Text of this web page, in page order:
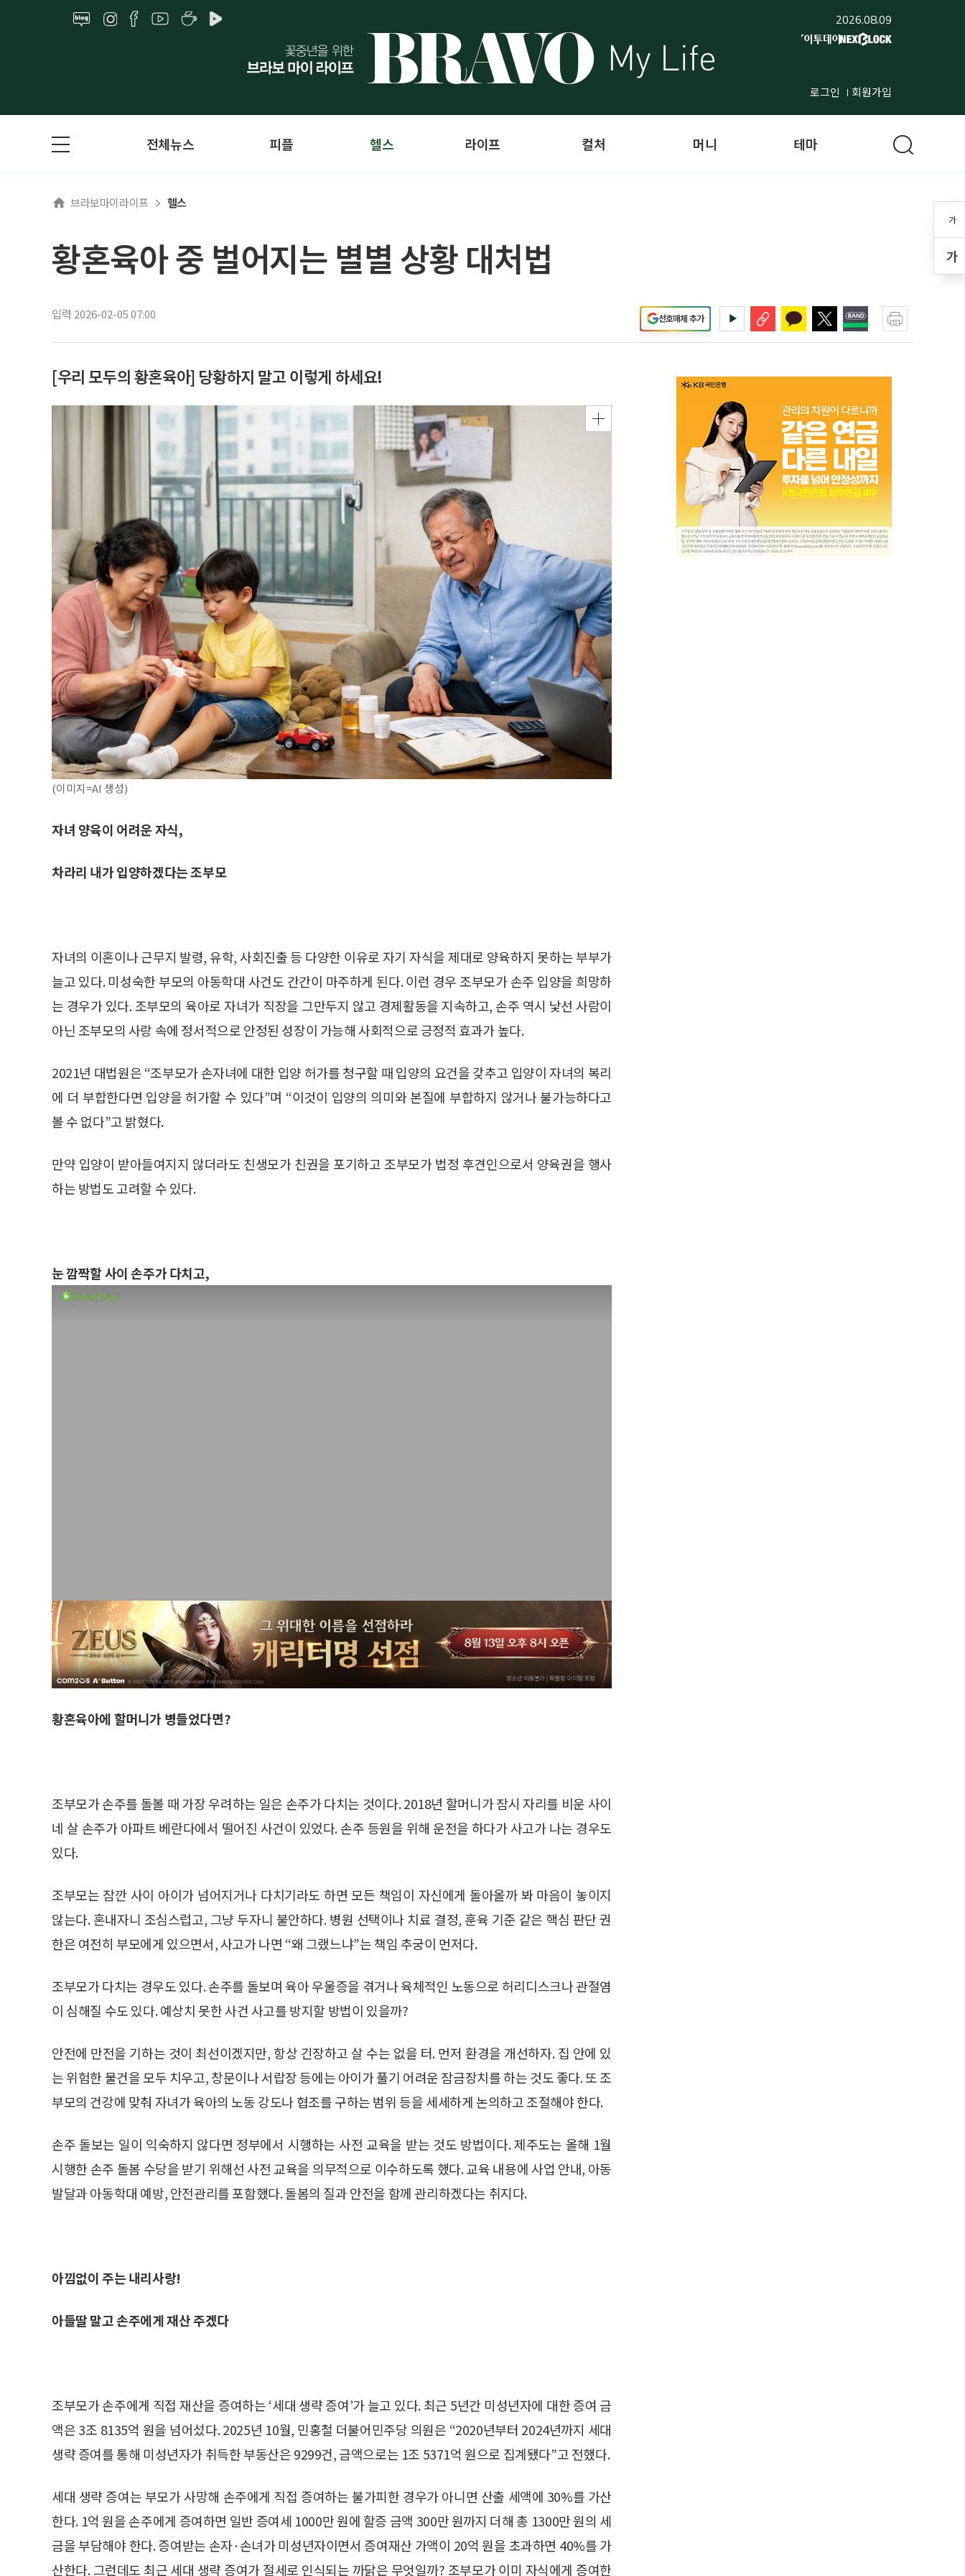
2026.08.09
로그인 회원가입
가
가
전체뉴스 피플 헬스 라이프 컬처 머니 테마
브라보마이라이프 헬스
황혼육아 중 벌어지는 별별 상황 대처법
입력 2026-02-05 07:00 선호매체 추가
[우리 모두의 황혼육아] 당황하지 말고 이렇게 하세요!
(이미지=AI 생성)
자녀 양육이 어려운 자식,
차라리 내가 입양하겠다는 조부모
자녀의 이혼이나 근무지 발령, 유학, 사회진출 등 다양한 이유로 자기 자식을 제대로 양육하지 못하는 부부가
늘고 있다. 미성숙한 부모의 아동학대 사건도 간간이 마주하게 된다. 이런 경우 조부모가 손주 입양을 희망하
는 경우가 있다. 조부모의 육아로 자녀가 직장을 그만두지 않고 경제활동을 지속하고, 손주 역시 낯선 사람이
아닌 조부모의 사랑 속에 정서적으로 안정된 성장이 가능해 사회적으로 긍정적 효과가 높다.
2021년 대법원은 “조부모가 손자녀에 대한 입양 허가를 청구할 때 입양의 요건을 갖추고 입양이 자녀의 복리
에 더 부합한다면 입양을 허가할 수 있다”며 “이것이 입양의 의미와 본질에 부합하지 않거나 불가능하다고
볼 수 없다”고 밝혔다.
만약 입양이 받아들여지지 않더라도 친생모가 친권을 포기하고 조부모가 법정 후견인으로서 양육권을 행사
하는 방법도 고려할 수 있다.
눈 깜짝할 사이 손주가 다치고,
황혼육아에 할머니가 병들었다면?
조부모가 손주를 돌볼 때 가장 우려하는 일은 손주가 다치는 것이다. 2018년 할머니가 잠시 자리를 비운 사이
네 살 손주가 아파트 베란다에서 떨어진 사건이 있었다. 손주 등원을 위해 운전을 하다가 사고가 나는 경우도
있다.
조부모는 잠깐 사이 아이가 넘어지거나 다치기라도 하면 모든 책임이 자신에게 돌아올까 봐 마음이 놓이지
않는다. 혼내자니 조심스럽고, 그냥 두자니 불안하다. 병원 선택이나 치료 결정, 훈육 기준 같은 핵심 판단 권
한은 여전히 부모에게 있으면서, 사고가 나면 “왜 그랬느냐”는 책임 추궁이 먼저다.
조부모가 다치는 경우도 있다. 손주를 돌보며 육아 우울증을 겪거나 육체적인 노동으로 허리디스크나 관절염
이 심해질 수도 있다. 예상치 못한 사건 사고를 방지할 방법이 있을까?
안전에 만전을 기하는 것이 최선이겠지만, 항상 긴장하고 살 수는 없을 터. 먼저 환경을 개선하자. 집 안에 있
는 위험한 물건을 모두 치우고, 창문이나 서랍장 등에는 아이가 풀기 어려운 잠금장치를 하는 것도 좋다. 또 조
부모의 건강에 맞춰 자녀가 육아의 노동 강도나 협조를 구하는 범위 등을 세세하게 논의하고 조절해야 한다.
손주 돌보는 일이 익숙하지 않다면 정부에서 시행하는 사전 교육을 받는 것도 방법이다. 제주도는 올해 1월
시행한 손주 돌봄 수당을 받기 위해선 사전 교육을 의무적으로 이수하도록 했다. 교육 내용에 사업 안내, 아동
발달과 아동학대 예방, 안전관리를 포함했다. 돌봄의 질과 안전을 함께 관리하겠다는 취지다.
아낌없이 주는 내리사랑!
아들딸 말고 손주에게 재산 주겠다
조부모가 손주에게 직접 재산을 증여하는 ‘세대 생략 증여’가 늘고 있다. 최근 5년간 미성년자에 대한 증여 금
액은 3조 8135억 원을 넘어섰다. 2025년 10월, 민홍철 더불어민주당 의원은 “2020년부터 2024년까지 세대
생략 증여를 통해 미성년자가 취득한 부동산은 9299건, 금액으로는 1조 5371억 원으로 집계됐다”고 전했다.
세대 생략 증여는 부모가 사망해 손주에게 직접 증여하는 불가피한 경우가 아니면 산출 세액에 30%를 가산
한다. 1억 원을 손주에게 증여하면 일반 증여세 1000만 원에 할증 금액 300만 원까지 더해 총 1300만 원의 세
금을 부담해야 한다. 증여받는 손자·손녀가 미성년자이면서 증여재산 가액이 20억 원을 초과하면 40%를 가
산한다. 그런데도 최근 세대 생략 증여가 절세로 인식되는 까닭은 무엇일까? 조부모가 이미 자식에게 증여한